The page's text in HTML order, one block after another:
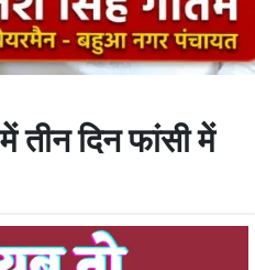
दिन फांसी में